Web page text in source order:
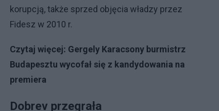
korupcją, także sprzed objęcia władzy przez
Fidesz w 2010 r.
Czytaj więcej: Gergely Karacsony burmistrz
Budapesztu wycofał się z kandydowania na
premiera
Dobrev przegrała